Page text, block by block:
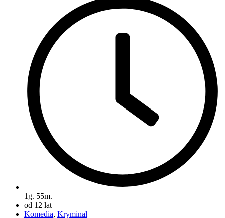
1g. 55m.
od 12 lat
Komedia, Kryminał